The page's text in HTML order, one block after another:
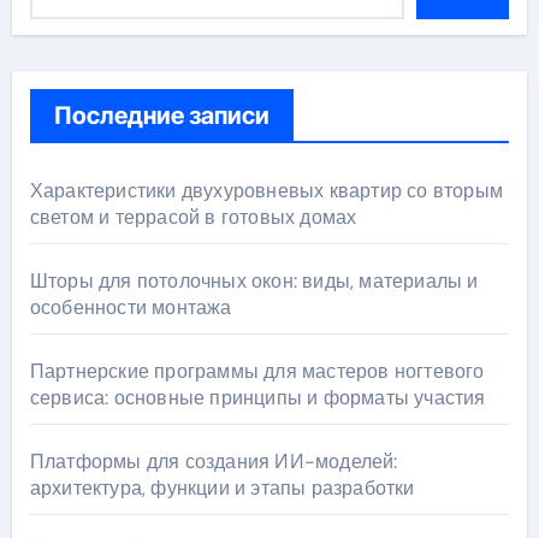
Последние записи
Характеристики двухуровневых квартир со вторым
светом и террасой в готовых домах
Шторы для потолочных окон: виды, материалы и
особенности монтажа
Партнерские программы для мастеров ногтевого
сервиса: основные принципы и форматы участия
Платформы для создания ИИ-моделей:
архитектура, функции и этапы разработки